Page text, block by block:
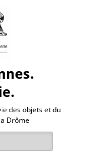
des objets et du
Drôme